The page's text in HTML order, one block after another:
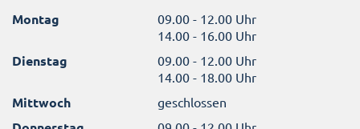
Montag
09.00 - 12.00 Uhr
14.00 - 16.00 Uhr
Dienstag
09.00 - 12.00 Uhr
14.00 - 18.00 Uhr
Mittwoch geschlossen